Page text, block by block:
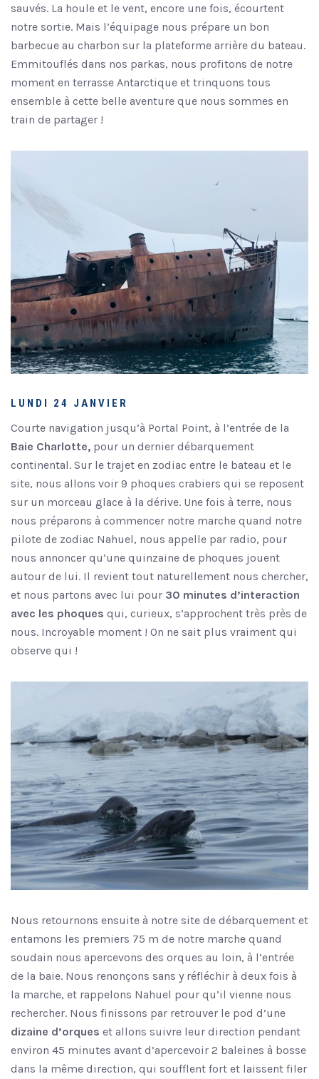
sauvés. La houle et le vent, encore une fois, écourtent
notre sortie. Mais l’équipage nous prépare un bon
barbecue au charbon sur la plateforme arrière du bateau.
Emmitouflés dans nos parkas, nous profitons de notre
moment en terrasse Antarctique et trinquons tous
ensemble à cette belle aventure que nous sommes en
train de partager !
LUNDI 24 JANVIER
Courte navigation jusqu’à Portal Point, à l’entrée de la
Baie Charlotte, pour un dernier débarquement
continental. Sur le trajet en zodiac entre le bateau et le
site, nous allons voir 9 phoques crabiers qui se reposent
sur un morceau glace à la dérive. Une fois à terre, nous
nous préparons à commencer notre marche quand notre
pilote de zodiac Nahuel, nous appelle par radio, pour
nous annoncer qu’une quinzaine de phoques jouent
autour de lui. Il revient tout naturellement nous chercher,
et nous partons avec lui pour 30 minutes d’interaction
avec les phoques qui, curieux, s’approchent très près de
nous. Incroyable moment ! On ne sait plus vraiment qui
observe qui !
Nous retournons ensuite à notre site de débarquement et
entamons les premiers 75 m de notre marche quand
soudain nous apercevons des orques au loin, à l’entrée
de la baie. Nous renonçons sans y réfléchir à deux fois à
la marche, et rappelons Nahuel pour qu’il vienne nous
rechercher. Nous finissons par retrouver le pod d’une
dizaine d’orques et allons suivre leur direction pendant
environ 45 minutes avant d’apercevoir 2 baleines à bosse
dans la même direction, qui soufflent fort et laissent filer